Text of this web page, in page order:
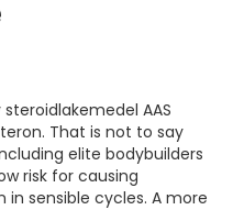
AAS
That is not to say
elite bodybuilders
risk for causing
sensible cycles. A more